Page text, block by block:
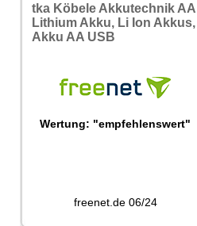
tka Köbele Akkutechnik AA
Lithium Akku, Li Ion Akkus,
Akku AA USB
Wertung: "empfehlenswert"
freenet.de 06/24